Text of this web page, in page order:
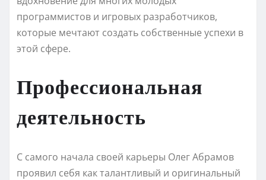
программистов и игровых разработчиков,
которые мечтают создать собственные успехи в
этой сфере.
Профессиональная
деятельность
С самого начала своей карьеры Олег Абрамов
проявил себя как талантливый и оригинальный